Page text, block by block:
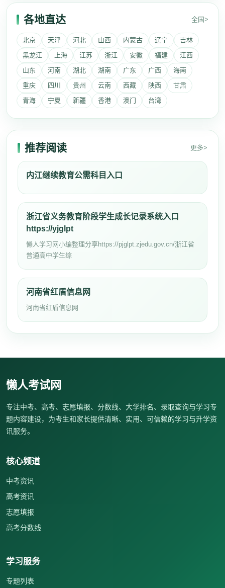
各地直达 全国>
北京 天津 河北 山西 内蒙古 辽宁
吉林
黑龙江
上海 江苏 浙江 安徽 福建
江西
山东
河南 湖北 湖南 广东 广西
海南
重庆
四川 贵州 云南 西藏 陕西
甘肃
青海
宁夏 新疆 香港 澳门 台湾
推荐阅读 更多>
内江继续教育公需科目入口
浙江省义务教育阶段学生成长记录系统入口
https://yjglpt
懒人学习网小编整理分享https://pjglpt.zjedu.gov.cn/浙江省
普通高中学生综
河南省红盾信息网
河南省红盾信息网
懒人考试网
专注中考、高考、志愿填报、分数线、大学排名、录取查询与学习专
题内容建设，为考生和家长提供清晰、实用、可信赖的学习与升学资
讯服务。
核心频道
中考资讯
高考资讯
志愿填报
高考分数线
学习服务
专题列表